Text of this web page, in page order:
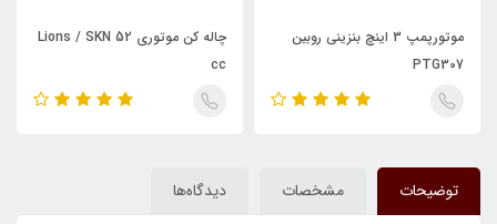
موتورپمپ 3 اینچ بنزینی روبین
PTG307
چاله کن موتوری Lions / SKN 52
cc
توضیحات مشخصات دیدگاه‌ها